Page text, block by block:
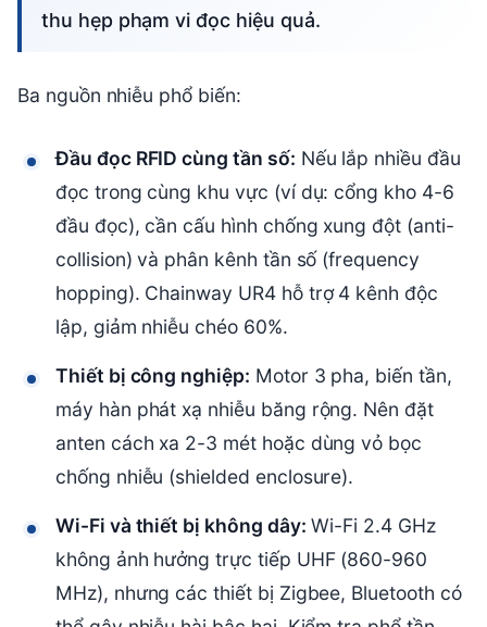
thu hẹp phạm vi đọc hiệu quả.
Ba nguồn nhiễu phổ biến:
Đầu đọc RFID cùng tần số: Nếu lắp nhiều đầu
đọc trong cùng khu vực (ví dụ: cổng kho 4-6
đầu đọc), cần cấu hình chống xung đột (anti-
collision) và phân kênh tần số (frequency
hopping). Chainway UR4 hỗ trợ 4 kênh độc
lập, giảm nhiễu chéo 60%.
Thiết bị công nghiệp: Motor 3 pha, biến tần,
máy hàn phát xạ nhiễu băng rộng. Nên đặt
anten cách xa 2-3 mét hoặc dùng vỏ bọc
chống nhiễu (shielded enclosure).
Wi-Fi và thiết bị không dây: Wi-Fi 2.4 GHz
không ảnh hưởng trực tiếp UHF (860-960
MHz), nhưng các thiết bị Zigbee, Bluetooth có